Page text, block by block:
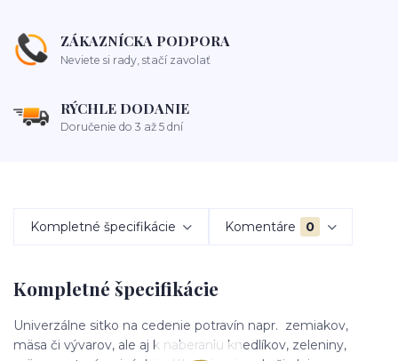
ZÁKAZNÍCKA PODPORA
Neviete si rady, stačí zavolať
RÝCHLE DODANIE
Doručenie do 3 až 5 dní
Kompletné špecifikácie Komentáre 0
Kompletné špecifikácie
Univerzálne sitko na cedenie potravín napr. zemiakov,
mäsa či vývarov, ale aj k naberaniu knedlíkov, zeleniny,